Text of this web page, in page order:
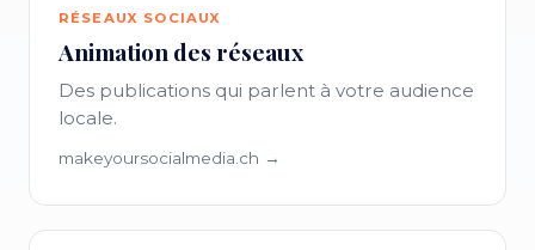
RÉSEAUX SOCIAUX
Animation des réseaux
Des publications qui parlent à votre audience
locale.
makeyoursocialmedia.ch →